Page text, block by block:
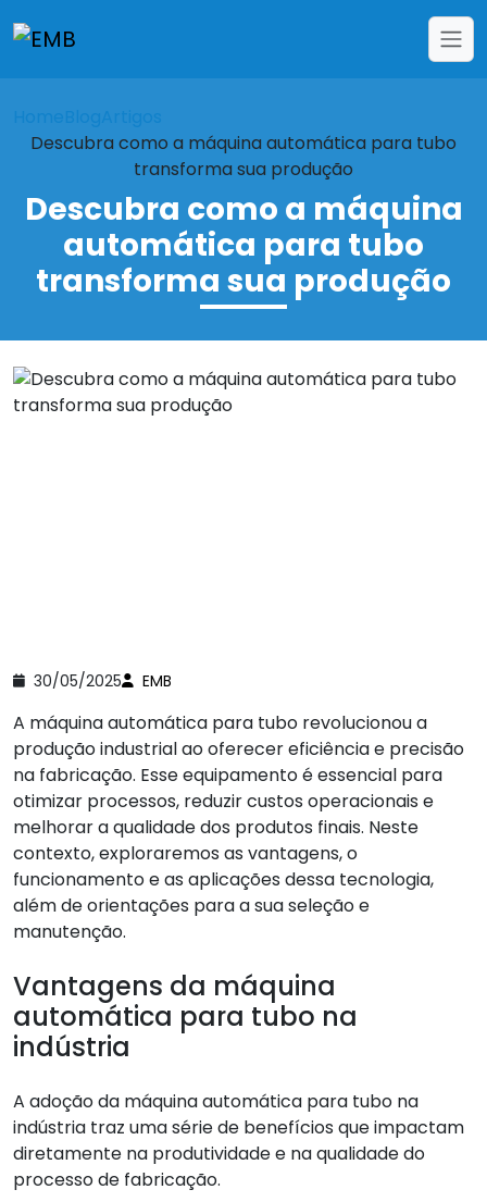
Home Blog
Artigos
Descubra como a máquina automática para tubo
transforma sua produção
Descubra como a máquina
automática para tubo
transforma sua produção
30/05/2025 EMB
A máquina automática para tubo revolucionou a
produção industrial ao oferecer eficiência e precisão
na fabricação. Esse equipamento é essencial para
otimizar processos, reduzir custos operacionais e
melhorar a qualidade dos produtos finais. Neste
contexto, exploraremos as vantagens, o
funcionamento e as aplicações dessa tecnologia,
além de orientações para a sua seleção e
manutenção.
Vantagens da máquina
automática para tubo na
indústria
A adoção da máquina automática para tubo na
indústria traz uma série de benefícios que impactam
diretamente na produtividade e na qualidade do
processo de fabricação.